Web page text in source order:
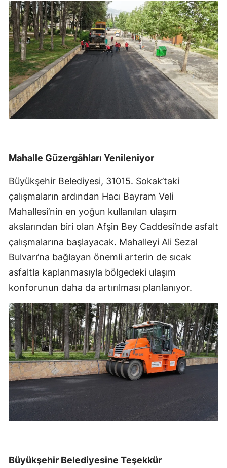
Mahalle Güzergâhları Yenileniyor
Büyükşehir Belediyesi, 31015. Sokak’taki
çalışmaların ardından Hacı Bayram Veli
Mahallesi’nin en yoğun kullanılan ulaşım
akslarından biri olan Afşin Bey Caddesi’nde asfalt
çalışmalarına başlayacak. Mahalleyi Ali Sezal
Bulvarı’na bağlayan önemli arterin de sıcak
asfaltla kaplanmasıyla bölgedeki ulaşım
konforunun daha da artırılması planlanıyor.
Büyükşehir Belediyesine Teşekkür